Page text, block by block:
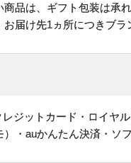
商品は、ギフト包装は承れ
お届け先1ヵ所につきブ
ジットカード・ロイヤ
）・auかんたん決済・ソ